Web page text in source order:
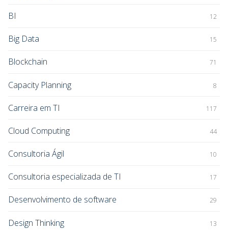
BI 12
Big Data 15
Blockchain 71
Capacity Planning 8
Carreira em TI 117
Cloud Computing 44
Consultoria Ágil 10
Consultoria especializada de TI 17
Desenvolvimento de software 29
Design Thinking 13